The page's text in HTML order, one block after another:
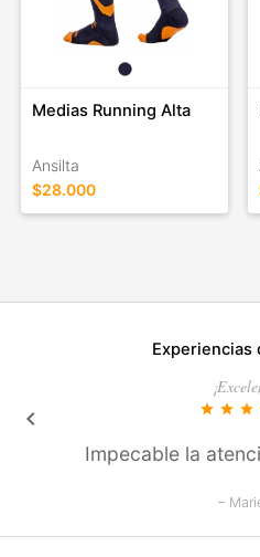
Medias Running Alta
Ansilta
$28.000
Experiencias
star star star
Impecable la
–
keyboard_arrow_left